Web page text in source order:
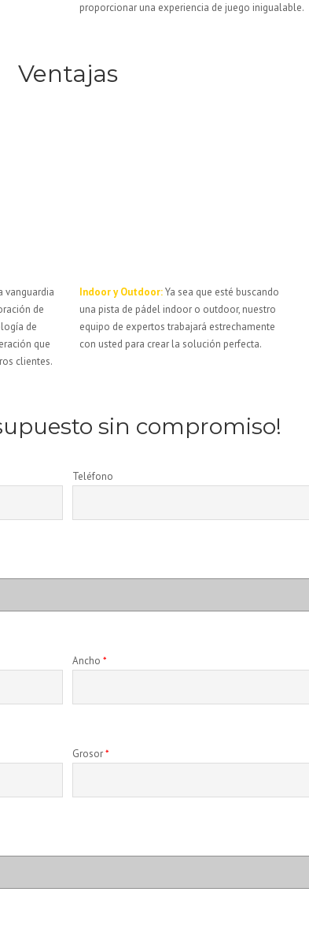
proporcionar una experiencia de juego inigualable.
Ventajas
vanguardia
de
de
que
clientes.
Indoor y Outdoor:Ya sea que esté buscando
una pista de pádel indoor o outdoor, nuestro
equipo de expertos trabajará estrechamente
con usted para crear la solución perfecta.
sin compromiso!
Teléfono
Ancho *
Grosor*